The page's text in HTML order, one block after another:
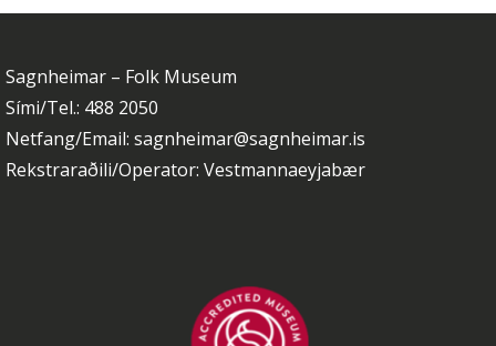
Sagnheimar – Folk Museum
Sími/Tel.: 488 2050
Netfang/Email: sagnheimar@sagnheimar.is
Rekstraraðili/Operator: Vestmannaeyjabær